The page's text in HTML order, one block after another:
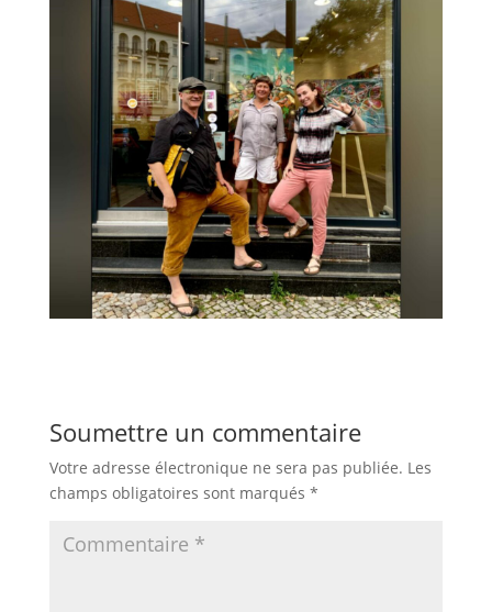
Soumettre un commentaire
Votre adresse électronique ne sera pas publiée. Les
champs obligatoires sont marqués *